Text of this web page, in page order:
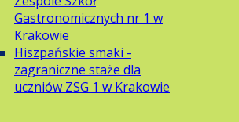
Gastronomicznych nr 1 w
Krakowie
Hiszpańskie smaki -
zagraniczne staże dla
uczniów ZSG 1 w Krakowie